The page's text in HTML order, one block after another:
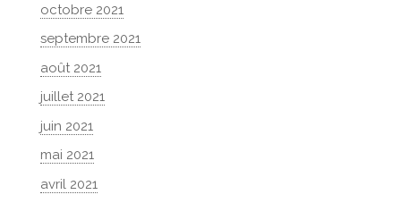
octobre 2021
septembre 2021
août 2021
juillet 2021
juin 2021
mai 2021
avril 2021